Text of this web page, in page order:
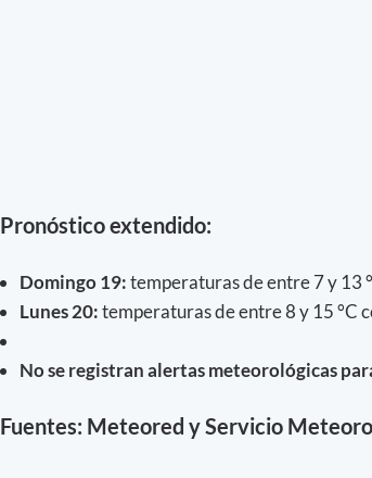
Pronóstico extendido:
Domingo 19:temperaturas de entre 7 y 13
Lunes 20:temperaturas de entre 8 y 15 °C
No se registran alertas meteorológicas
Fuentes: Meteored y Servicio